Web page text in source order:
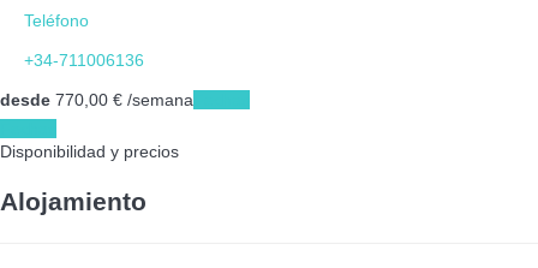
Teléfono
+34-711006136
desde 770, 00 € /semana
Disponibilidad y precios
Alojamiento